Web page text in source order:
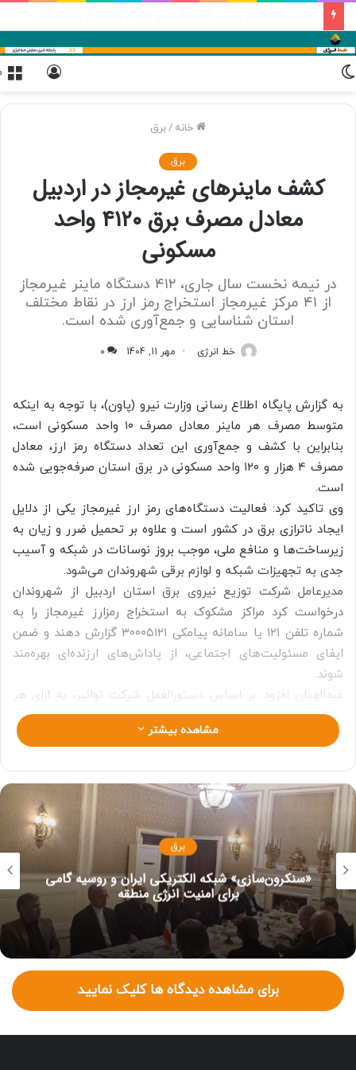
خانه /برق
برق
کشف ماینرهای غیرمجاز در اردبیل
معادل مصرف برق ۴۱۲۰ واحد
مسکونی
در نیمه نخست سال جاری، ۴۱۲ دستگاه ماینر غیرمجاز
از ۴۱ مرکز غیرمجاز استخراج رمز ارز در نقاط مختلف
استان شناسایی و جمع‌آوری شده است.
خط انرژی مهر 11, 1404 0
به گزارش پایگاه اطلاع رسانی وزارت نیرو (پاون)، با توجه به اینکه
متوسط مصرف هر ماینر معادل مصرف ۱۰ واحد مسکونی است،
بنابراین با کشف و جمع‌آوری این تعداد دستگاه رمز ارز، معادل
مصرف 4 هزار و ۱۲۰ واحد مسکونی در برق استان صرفه‌جویی شده
است.
وی تاکید کرد: فعالیت دستگاه‌های رمز ارز غیرمجاز یکی از دلایل
ایجاد ناترازی برق در کشور است و علاوه بر تحمیل ضرر و زیان به
زیرساخت‌ها و منافع ملی، موجب بروز نوسانات در شبکه و آسیب
جدی به تجهیزات شبکه و لوازم برقی شهروندان می‌شود.
مدیرعامل شرکت توزیع نیروی برق استان اردبیل از شهروندان
درخواست کرد مراکز مشکوک به استخراج رمزارز غیرمجاز را به
شماره تلفن ۱۲۱ یا سامانه پیامکی ۳۰۰۰۵۱۲۱ گزارش دهند و ضمن
ایفای مسئولیت‌های اجتماعی، از پاداش‌های ارزنده‌ای بهره‌مند
شوند.
عبدالهیان افزود: بر اساس دستورالعمل شرکت توانیر، به ازای هر
یک دستگاه ماینر غیرمجاز، پاداشی معادل یک میلیون تومان به
گزارش‌دهندگان پرداخت می‌شود و سقف این پاداش‌ها دویست
مشاهده بیشتر
برق
«سنکرون‌سازی» شبکه الکتریکی ایران و روسیه گامی
برای امنیت انرژی منطقه
برای مشاهده دیدگاه ها کلیک نمایید